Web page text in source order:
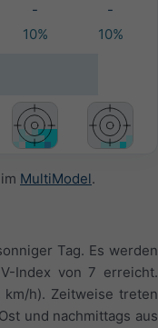
-
-
10% 10%
MultiModel.
Tag. Es werden
Index von 7 erreicht.
h). Zeitweise treten
und nachmittags aus